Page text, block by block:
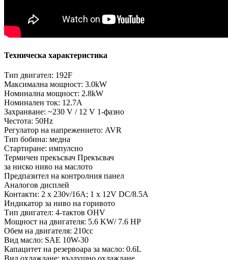
Техническа характеристика
Тип двигател: 192F
Максимална мощност: 3.0kW
Номинална мощност: 2.8kW
Номинален ток: 12.7A
Захранване: ~230 V / 12 V 1-фазно
Честота: 50Hz
Регулатор на напрежението: AVR
Тип бобина: медна
Стартиране: импулсно
Термичен прекъсвач Прекъсвач
за ниско ниво на маслото
Предпазител на контролния панел
Аналогов дисплей
Контакти: 2 x 230v/16A; 1 x 12V DC/8.5A
Индикатор за ниво на горивото
Тип двигател: 4-тактов OHV
Мощност на двигателя: 5.6 KW/ 7.6 HP
Обем на двигателя: 210cc
Вид масло: SAE 10W-30
Капацитет на резервоара за масло: 0.6L
Вид охлаждане: въздушно охлаждане